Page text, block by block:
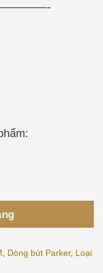
Dòng bút Parker, Loại